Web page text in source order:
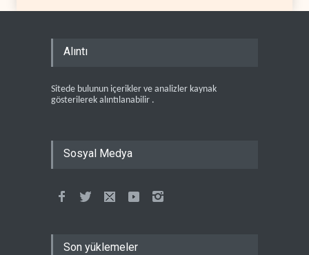
Alıntı
Sitede bulunun içerikler ve analizler kaynak
gösterilerek alıntılanabilir .
Sosyal Medya
Son yüklemeler